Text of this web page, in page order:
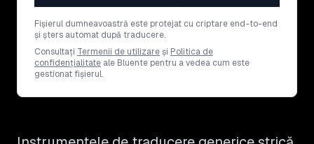
Fișierul dumneavoastră este protejat cu criptare end-to-end
și șters automat după traducere.
Consultați Termenii de utilizareși Politica de
confidențialitate ale Bluente pentru a vedea cum este
gestionat fișierul.